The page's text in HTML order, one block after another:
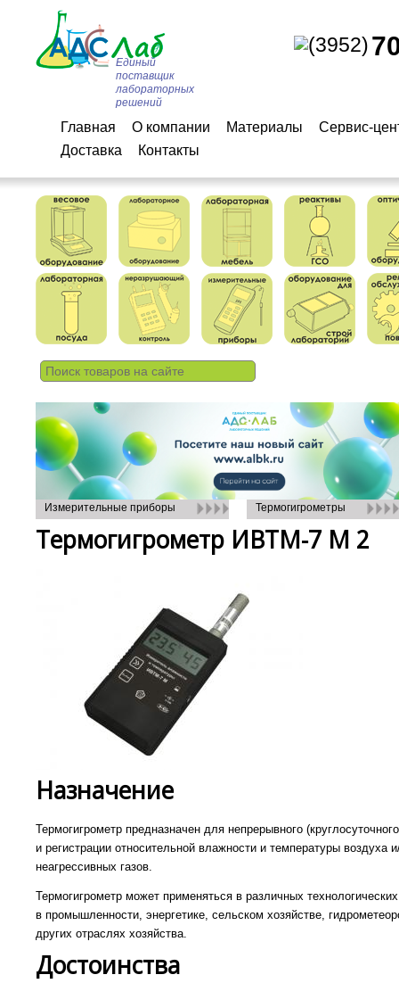
(3952)
Единый
поставщик
лабораторных
решений
Главная О компании Материалы
Сервис-
Доставка
Контакты
Измерительные приборы Термогигрометры
Термогигрометр ИВТМ-7 М 2
Назначение
Термогигрометр предназначен для непрерывного
и регистрации относительной влажности и температуры воздуха
неагрессивных газов.
Термогигрометр может применяться в различных
в промышленности, энергетике, сельском хозяйстве,
других отраслях хозяйства.
Достоинства